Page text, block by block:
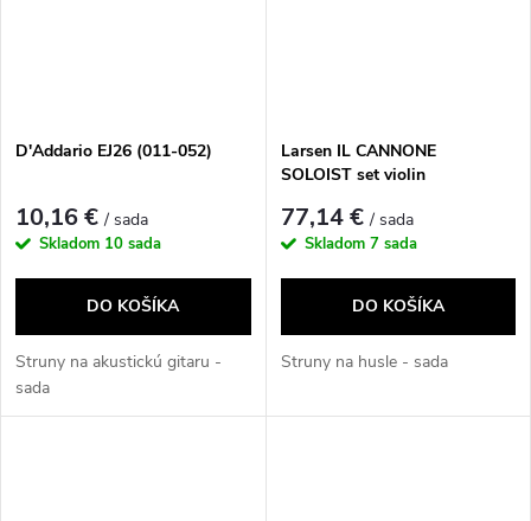
D'Addario EJ26 (011-052)
10,16 €/ sada
Skladom 10 sada
DO KOŠÍKA
Struny na akustickú gitaru -
sada
Larsen IL CANNONE
SOLOIST set violin
77,14 €/ sada
Skladom 7 sada
DO KOŠÍKA
Struny na husle - sada